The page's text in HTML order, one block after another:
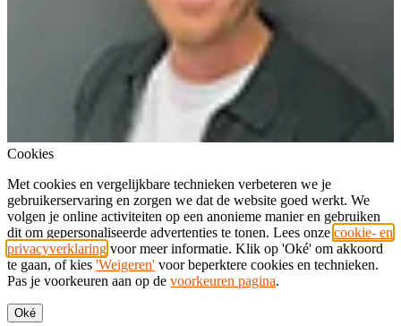
Cookies
Met cookies en vergelijkbare technieken verbeteren we je
gebruikerservaring en zorgen we dat de website goed werkt. We
volgen je online activiteiten op een anonieme manier en gebruiken
dit om gepersonaliseerde advertenties te tonen. Lees onze cookie- en
privacyverklaring voor meer informatie. Klik op 'Oké' om akkoord
te gaan, of kies 'Weigeren' voor beperktere cookies en technieken.
Pas je voorkeuren aan op de voorkeuren pagina.
Oké